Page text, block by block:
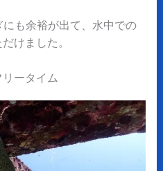
も余裕が出て、水中での
けました。
ータイム